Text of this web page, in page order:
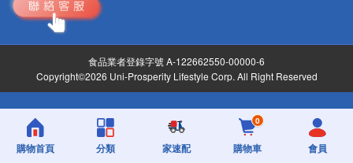
食品業者登錄字號 A-122662550-00000-6
Copyright©2026 Uni-Prosperity Lifestyle Corp. All Right Reserved
購物首頁 分類 家速配
0
購物車 會員